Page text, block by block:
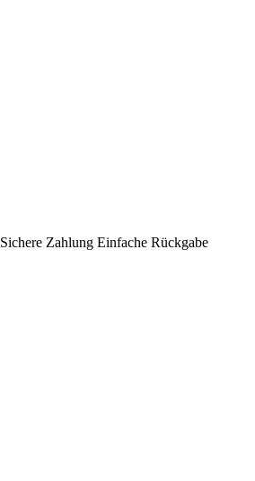
Sichere Zahlung Einfache Rückgabe